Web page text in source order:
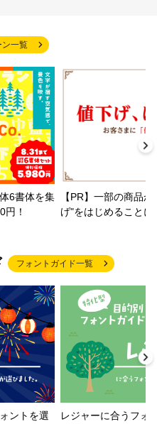
ン一覧
6書体を集
！
【PR】一部の商品
げ"をはじめること
フォントガイド一覧
ントを選
レジャーに合うフォ